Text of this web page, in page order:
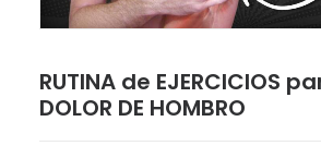
RUTINA de EJERCICIOS
DOLOR DE HOMBRO